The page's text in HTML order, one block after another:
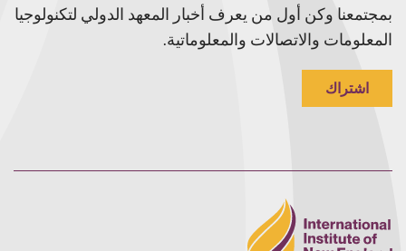
بمجتمعنا وكن أول من يعرف أخبار المعهد الدولي لتكنولوجيا
المعلومات والاتصالات والمعلوماتية.
اشتراك